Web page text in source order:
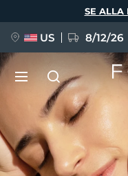
SE ALLA
US 8/12/26
NYHET
BREAKING NEWS
Språk